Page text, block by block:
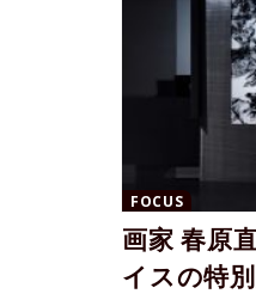
FOCUS
画家 春原
イスの特